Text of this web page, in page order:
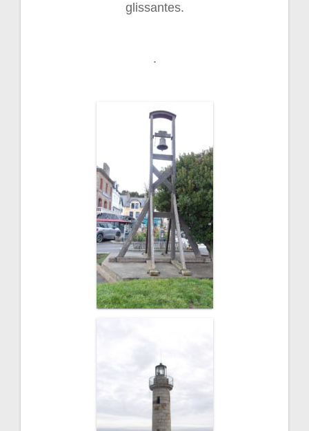
glissantes.
.